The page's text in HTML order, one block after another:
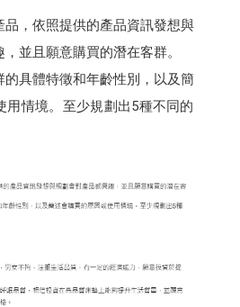
品，依照提供的產品資訊發想與
並且願意購買的潛在客群。
具體特徵和年齡性別，以及簡
用情境。至少規劃出5種不同的